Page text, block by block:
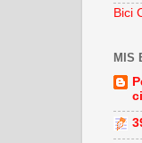
Bici
MIS